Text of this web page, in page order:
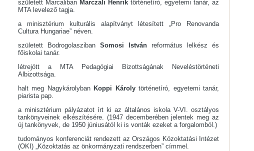
született Marcaliban Marczali Henrik történetíró, egyetemi tanár, az
MTA levelező tagja.
a minisztérium kulturális alapítványt létesített „Pro Renovanda
Cultura Hungariae” néven.
született Bodrogolasziban Somosi István református lelkész és
főiskolai tanár.
létrejött a MTA Pedagógiai Bizottságának Neveléstörténeti
Albizottsága.
halt meg Nagykárolyban Koppi Károlytörténetíró, egyetemi tanár,
piarista pap.
a minisztérium pályázatot írt ki az általános iskola V-VI. osztályos
tankönyveinek elkészítésére. (1947 decemberében jelentek meg az
új tankönyvek, de 1950 júniusától ki is vonták ezeket a forgalomból.)
tudományos konferenciát rendezett az Országos Közoktatási Intézet
(OKI) „Közoktatás az önkormányzati rendszerben” címmel.